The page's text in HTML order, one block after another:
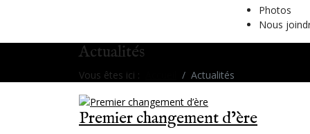
Photos
Nous
Actualités
Vous êtes ici : Actualités
Premier changement d’ère